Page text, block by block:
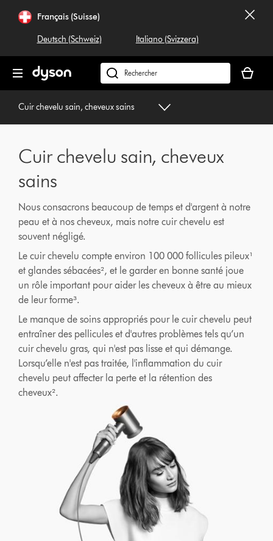
Français (Suisse)
Deutsch (Schweiz) Italiano (Svizzera)
Rechercher
dyson.ch
panier
est
Cuir chevelu sain, cheveux sains
Cuir chevelu sain, cheveux
sains
Nous consacrons beaucoup de temps et d'argent à notre
peau et à nos cheveux, mais notre cuir chevelu est
souvent négligé.
Le cuir chevelu compte environ 100 000 follicules pileux¹
et glandes sébacées², et le garder en bonne santé joue
un rôle important pour aider les cheveux à être au mieux
de leur forme³.
Le manque de soins appropriés pour le cuir chevelu peut
entraîner des pellicules et d'autres problèmes tels qu’un
cuir chevelu gras, qui n'est pas lisse et qui démange.
Lorsqu’elle n'est pas traitée, l'inflammation du cuir
chevelu peut affecter la perte et la rétention des
cheveux².